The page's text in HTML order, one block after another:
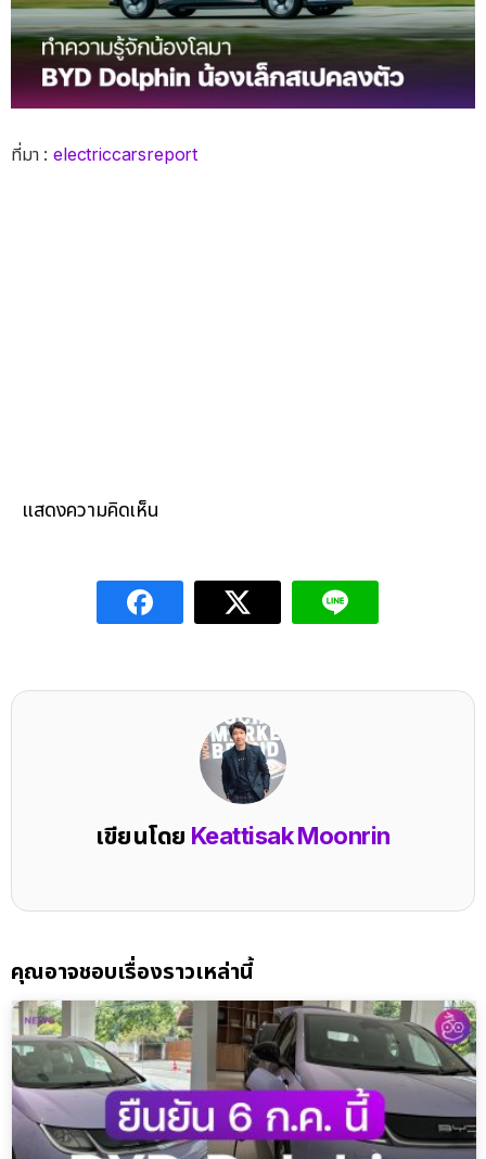
ที่มา :electriccarsreport
แสดงความคิดเห็น
เขียนโดย Keattisak Moonrin
คุณอาจชอบเรื่องราวเหล่านี้